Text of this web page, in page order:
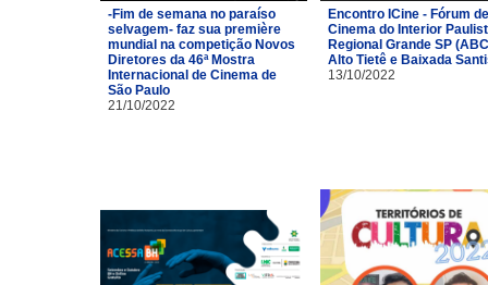
-Fim de semana no paraíso
selvagem- faz sua première
mundial na competição Novos
Diretores da 46ª Mostra
Internacional de Cinema de
São Paulo
21/10/2022
Encontro ICine - Fórum de
Cinema do Interior
Regional Grande SP
Alto Tietê e Baixada
13/10/2022